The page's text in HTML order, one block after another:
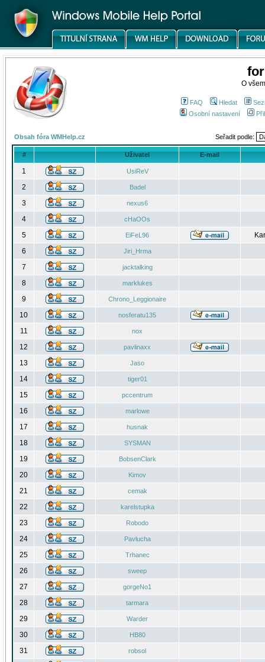
O
FAQ Hledat
Osobní nastavení
Obsah fóra WMHelp.cz Seřadit podle:
# Uživatel E-mail
1 UsiReV
2 Badel
3 nexus6
4 cHaOOs
5 EiFeL96
6
Jiri_Hrma
7 jacktalking
8 marklukes
9 Chrono_Leggionaire
10 nosferatu135
11 nox
12 pavlinaxx
13 Jaso
14 tiger01
15 pccentrum
16 marlowe
17 husnak
18 SYSMAN
19 BobsenClark
20 Kimov
21 cemak
22 karelstupka
23 Robodo
24 Pavlucha
25 Trhanec
26 sweep
27 gorgeNo1
28 tarmara
29 Warder
30 HB80
31 robsol